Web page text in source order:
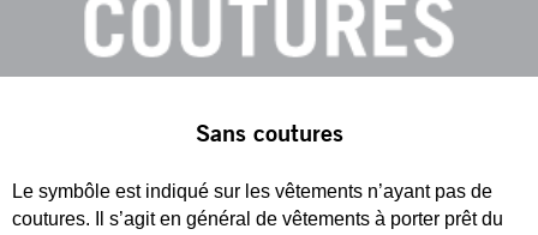
Sans coutures
Le symbôle est indiqué sur les vêtements n’ayant pas de
coutures. Il s’agit en général de vêtements à porter prêt du